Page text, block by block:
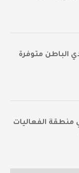
الباطن متوفرة
منطقة الفعاليات